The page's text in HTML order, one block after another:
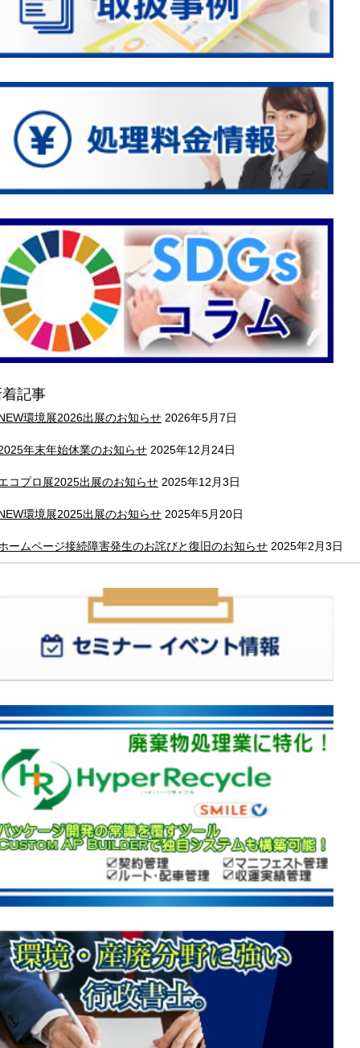
記事
環境展2026出展のお知らせ 2026年5月7日
年末年始休業のお知らせ 2025年12月24日
コプロ展2025出展のお知らせ 2025年12月3日
環境展2025出展のお知らせ 2025年5月20日
ームページ接続障害発生のお詫びと復旧のお知らせ 2025年2月3日